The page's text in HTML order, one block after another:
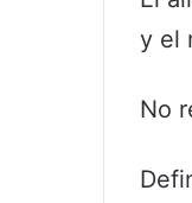
y el
No